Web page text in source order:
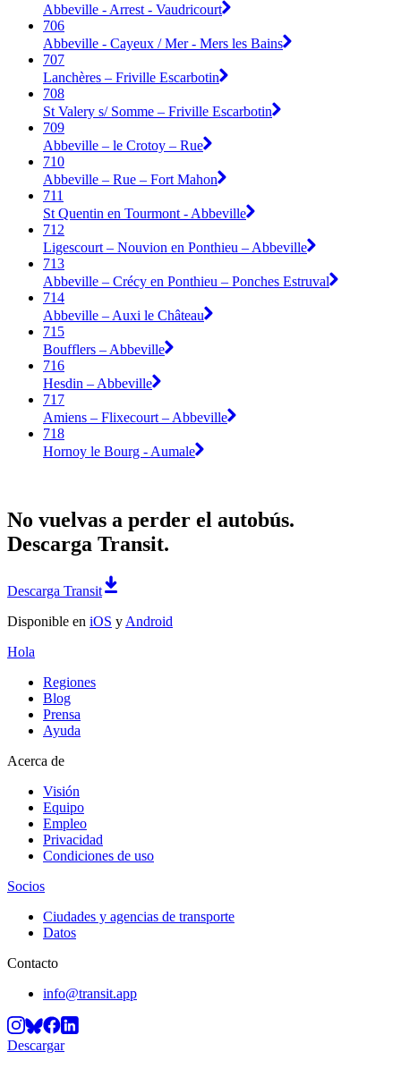
Abbeville - Arrest - Vaudricourt
706
Abbeville - Cayeux / Mer - Mers les Bains
707
Lanchères – Friville Escarbotin
708
St Valery s/ Somme – Friville Escarbotin
709
Abbeville – le Crotoy – Rue
710
Abbeville – Rue – Fort Mahon
711
St Quentin en Tourmont - Abbeville
712
Ligescourt – Nouvion en Ponthieu – Abbeville
713
Abbeville – Crécy en Ponthieu – Ponches Estruval
714
Abbeville – Auxi le Château
715
Boufflers – Abbeville
716
Hesdin – Abbeville
717
Amiens – Flixecourt – Abbeville
718
Hornoy le Bourg - Aumale
No vuelvas a perder el autobús.
Descarga Transit.
Descarga Transit
Disponible en iOS y Android
Hola
Regiones
Blog
Prensa
Ayuda
Acerca de
Visión
Equipo
Empleo
Privacidad
Condiciones de uso
Socios
Ciudades y agencias de transporte
Datos
Contacto
info@transit.app
Descargar